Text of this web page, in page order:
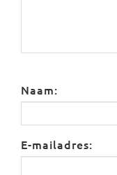
Naam:
E-mailadres: